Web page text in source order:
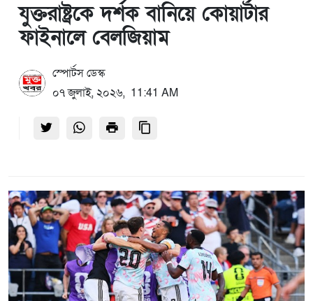
যুক্তরাষ্ট্রকে দর্শক বানিয়ে কোয়ার্টার
ফাইনালে বেলজিয়াম
স্পোর্টস ডেস্ক
০৭ জুলাই, ২০২৬, 11:41 AM